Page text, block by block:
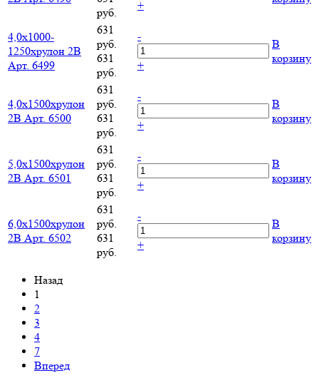
руб.
+
4,0х1000-
1250хрулон 2B
Арт. 6499
631
руб.
631
руб.
-
+
В
корзину
4,0х1500хрулон
2B Арт. 6500
631
руб.
631
руб.
-
+
В
корзину
5,0х1500хрулон
2B Арт. 6501
631
руб.
631
руб.
-
+
В
корзину
6,0х1500хрулон
2B Арт. 6502
631
руб.
631
руб.
-
+
В
корзину
Назад
1
2
3
4
7
Вперед